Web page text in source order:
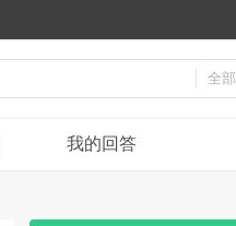
全部
我的回答